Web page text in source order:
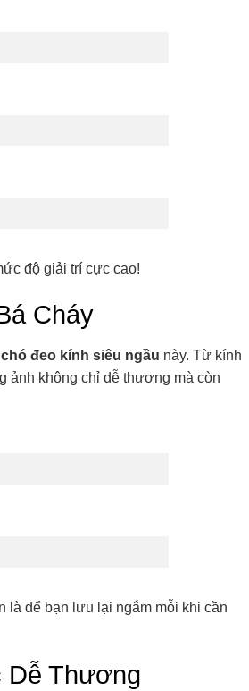
độ giải trí cực cao!
Cháy
đeo kính siêu ngầu này. Từ kính
ảnh không chỉ dễ thương mà còn
là để bạn lưu lại ngắm mỗi khi cần
Dễ Thương